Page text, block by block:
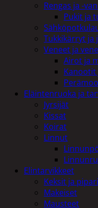
Rengas ja -
Pukit ja
Tukkikärryt
Veneet ja
Airot ja
Kanootit
Eläintenruoka ja
Jyrsijät
Kissat
Koirat
Linnut
Elintarvikkeet
Keksit ja
Makeiset
Mausteet